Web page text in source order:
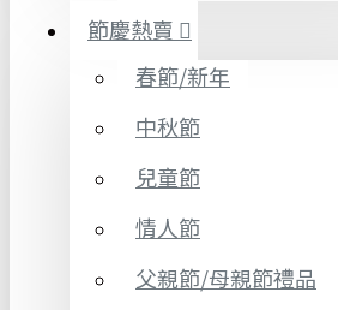
節慶熱賣
春節/新年
中秋節
兒童節
情人節
父親節/母親節禮品